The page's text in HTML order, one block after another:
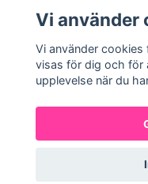
Sociala medier
© 2026
Vi använder
Vi använder
visas för dig och för
upplevelse när du